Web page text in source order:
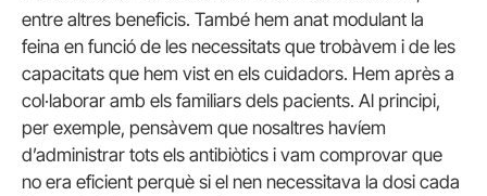
entre altres beneficis. També hem anat modulant la
feina en funció de les necessitats que trobàvem i de les
capacitats que hem vist en els cuidadors. Hem après a
col·laborar amb els familiars dels pacients. Al principi,
per exemple, pensàvem que nosaltres havíem
d’administrar tots els antibiòtics i vam comprovar que
no era eficient perquè si el nen necessitava la dosi cada